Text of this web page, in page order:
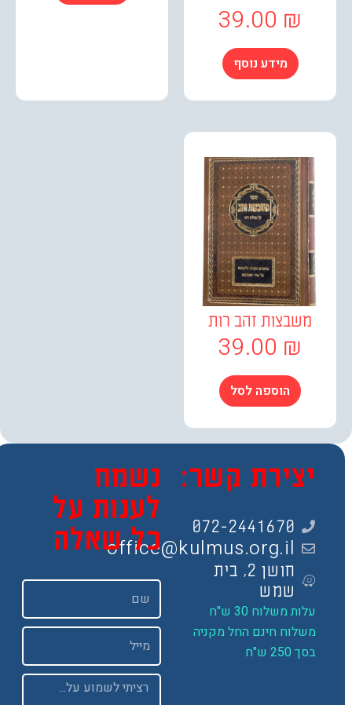
39.00
מידע נוסף
משבצות זהב רות
39.00
הוספה לסל
קשר:
072-2441670
office@kulmus.org.il
חושן 2, בית
שמש
משלוח 30 ש"ח
חינם החל מקניה
נשמח
לענות על
כל שאלה
Email
Message